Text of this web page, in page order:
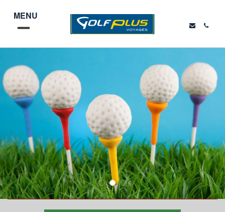
MENU